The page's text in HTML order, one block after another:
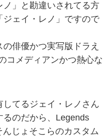
ノ」と勘違いされてる方
ェイ・レノ」ですので
俳優かつ実写版ドラえ
コメディアンかつ熱心な
てるジェイ・レノさん
るのだから、Legends
じょそこらのカスタム